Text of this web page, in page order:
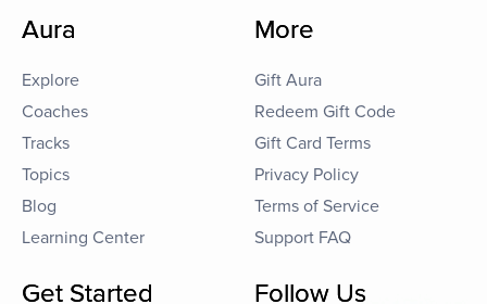
Aura
Explore
Coaches
Tracks
Topics
Blog
Learning Center
More
Gift Aura
Redeem Gift Code
Gift Card Terms
Privacy Policy
Terms of Service
Support FAQ
Get Started Follow Us